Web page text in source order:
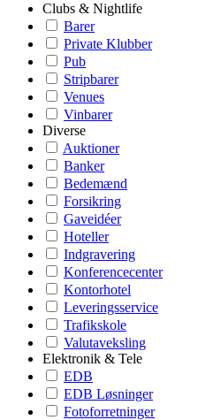
Clubs & Nightlife
Barer
Private Klubber
Pub
Stripbarer
Venues
Vinbarer
Diverse
Auktioner
Banker
Bedemænd
Forsikring
Gaveidéer
Hoteller
Indgravering
Konferencecenter
Kontorhotel
Leveringsservice
Trafikskole
Valutaveksling
Elektronik & Tele
EDB
EDB Løsninger
Fotoforretninger